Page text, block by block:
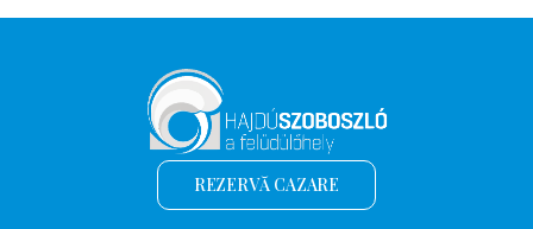
REZERVĂ CAZARE